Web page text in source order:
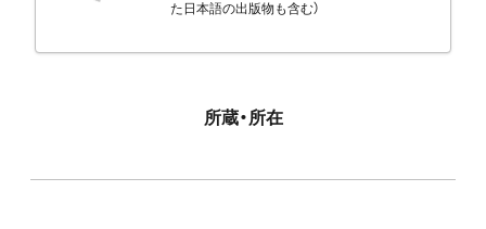
た日本語の出版物も含む）
所蔵・所在